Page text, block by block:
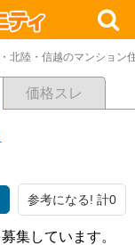
北陸・信越のマンション
価格スレ
参考になる! 計0
集しています。